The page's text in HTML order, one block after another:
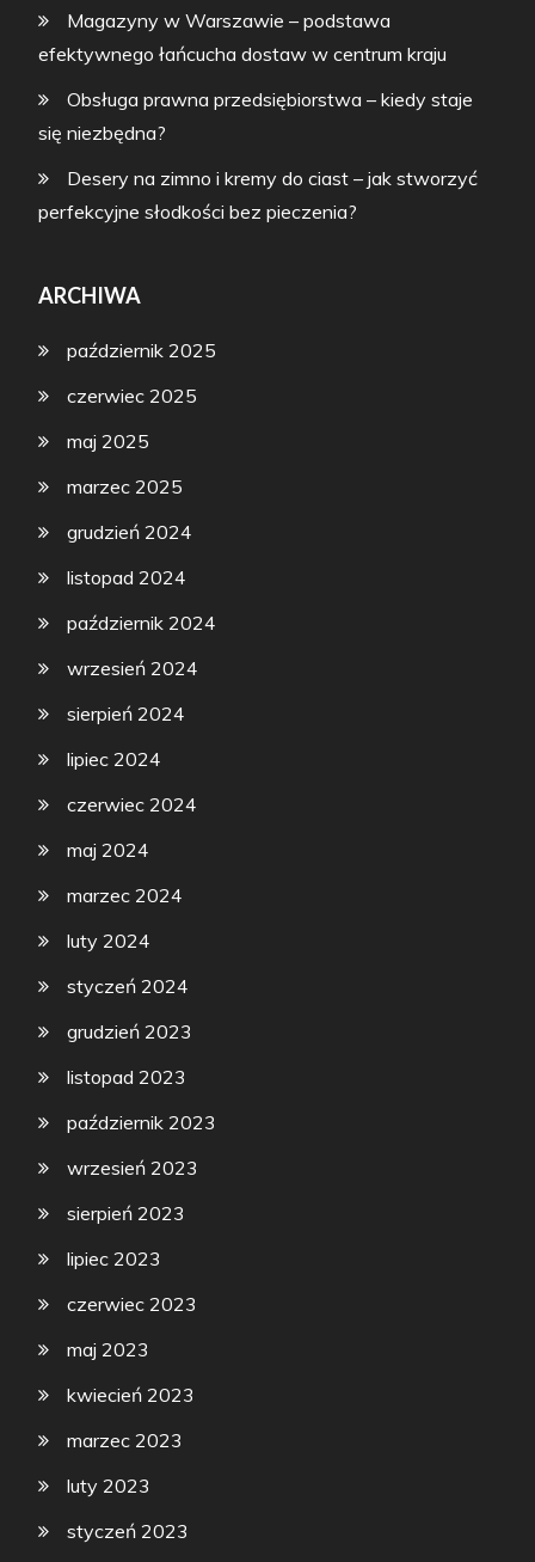
Magazyny w Warszawie – podstawa
efektywnego łańcucha dostaw w centrum kraju
Obsługa prawna przedsiębiorstwa – kiedy staje
się niezbędna?
Desery na zimno i kremy do ciast – jak stworzyć
perfekcyjne słodkości bez pieczenia?
ARCHIWA
październik 2025
czerwiec 2025
maj 2025
marzec 2025
grudzień 2024
listopad 2024
październik 2024
wrzesień 2024
sierpień 2024
lipiec 2024
czerwiec 2024
maj 2024
marzec 2024
luty 2024
styczeń 2024
grudzień 2023
listopad 2023
październik 2023
wrzesień 2023
sierpień 2023
lipiec 2023
czerwiec 2023
maj 2023
kwiecień 2023
marzec 2023
luty 2023
styczeń 2023